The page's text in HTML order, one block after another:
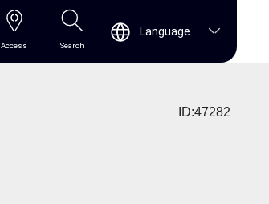
Access Search
Language
ID:47282